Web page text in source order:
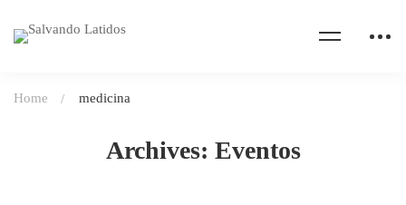
Archives: Eventos
Home medicina